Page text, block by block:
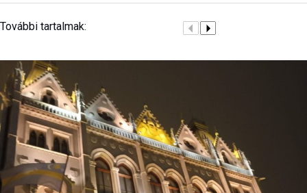
További tartalmak: